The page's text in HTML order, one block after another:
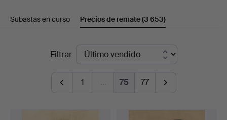
Subastas en curso Precios de remate(3 653)
Filtrar
1 … 75 77